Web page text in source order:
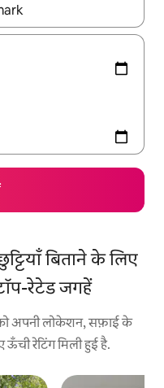
की' का इस्तेमाल करके नेविगेट
बिताने के लिए
रेटेड जगहें
अपनी लोकेशन, सफ़ाई के
रेटिंग मिली हुई है.